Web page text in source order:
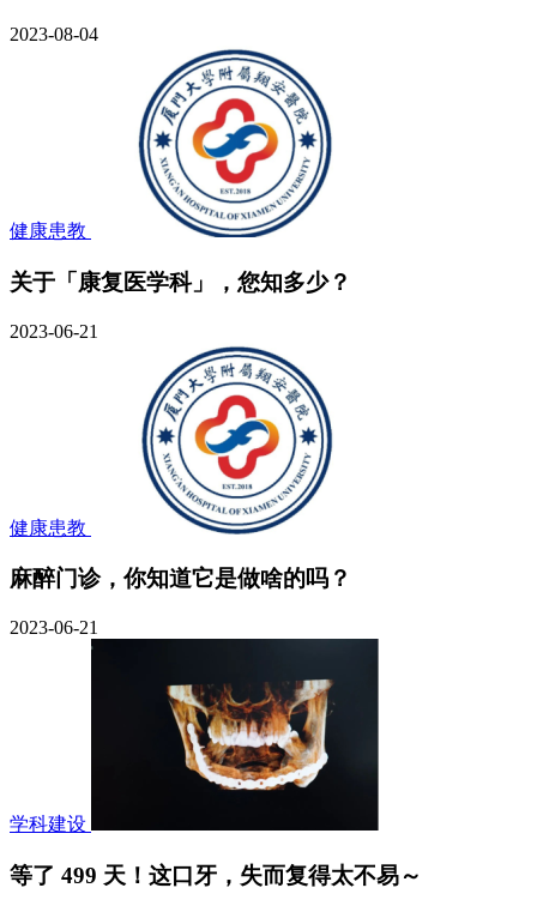
2023-08-04
健康患教
关于「康复医学科」，您知多少？
2023-06-21
健康患教
麻醉门诊，你知道它是做啥的吗？
2023-06-21
学科建设
等了 499 天！这口牙，失而复得太不易～